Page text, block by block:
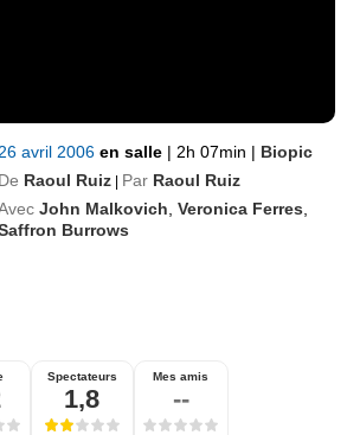
26 avril 2006en salle | 2h 07min | Biopic
De Raoul Ruiz | Par Raoul Ruiz
John Malkovich ,Veronica Ferres
Burrows
Spectateurs
1,8
Mes amis
--